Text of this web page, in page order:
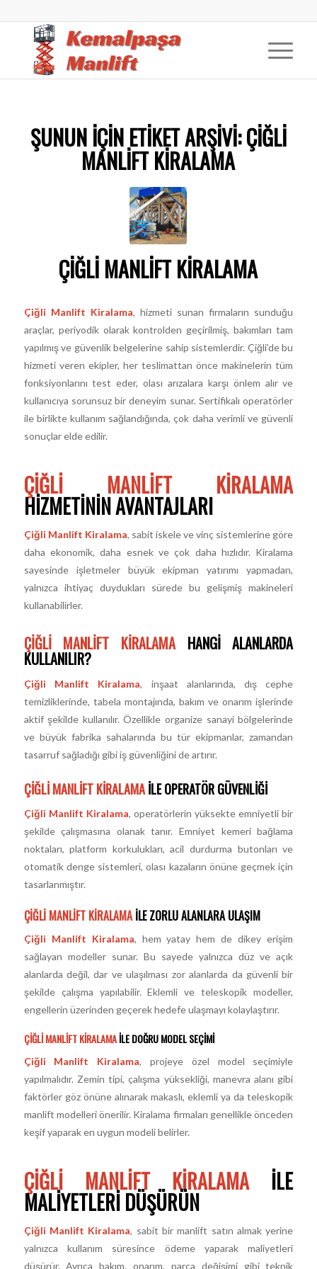
ŞUNUN IÇIN ETIKET ARŞIVI:ÇIĞLI
MANLIFT KIRALAMA
ÇIĞLI MANLIFT KIRALAMA
Çiğli Manlift Kiralama, hizmeti sunan firmaların sunduğu
araçlar, periyodik olarak kontrolden geçirilmiş, bakımları tam
yapılmış ve güvenlik belgelerine sahip sistemlerdir. Çiğli’de bu
hizmeti veren ekipler, her teslimattan önce makinelerin tüm
fonksiyonlarını test eder, olası arızalara karşı önlem alır ve
kullanıcıya sorunsuz bir deneyim sunar. Sertifikalı operatörler
ile birlikte kullanım sağlandığında, çok daha verimli ve güvenli
sonuçlar elde edilir.
ÇIĞLI MANLIFT KIRALAMA
HIZMETININ AVANTAJLARI
Çiğli Manlift Kiralama, sabit iskele ve vinç sistemlerine göre
daha ekonomik, daha esnek ve çok daha hızlıdır. Kiralama
sayesinde işletmeler büyük ekipman yatırımı yapmadan,
yalnızca ihtiyaç duydukları sürede bu gelişmiş makineleri
kullanabilirler.
ÇIĞLI MANLIFT KIRALAMA HANGI ALANLARDA
KULLANILIR?
Çiğli Manlift Kiralama, inşaat alanlarında, dış cephe
temizliklerinde, tabela montajında, bakım ve onarım işlerinde
aktif şekilde kullanılır. Özellikle organize sanayi bölgelerinde
ve büyük fabrika sahalarında bu tür ekipmanlar, zamandan
tasarruf sağladığı gibi iş güvenliğini de artırır.
ÇIĞLI MANLIFT KIRALAMAILE OPERATÖR GÜVENLIĞI
Çiğli Manlift Kiralama, operatörlerin yüksekte emniyetli bir
şekilde çalışmasına olanak tanır. Emniyet kemeri bağlama
noktaları, platform korkulukları, acil durdurma butonları ve
otomatik denge sistemleri, olası kazaların önüne geçmek için
tasarlanmıştır.
ÇIĞLI MANLIFT KIRALAMAILE ZORLU ALANLARA ULAŞIM
Çiğli Manlift Kiralama, hem yatay hem de dikey erişim
sağlayan modeller sunar. Bu sayede yalnızca düz ve açık
alanlarda değil, dar ve ulaşılması zor alanlarda da güvenli bir
şekilde çalışma yapılabilir. Eklemli ve teleskopik modeller,
engellerin üzerinden geçerek hedefe ulaşmayı kolaylaştırır.
ÇIĞLI MANLIFT KIRALAMAILE DOĞRU MODEL SEÇIMI
Çiğli Manlift Kiralama, projeye özel model seçimiyle
yapılmalıdır. Zemin tipi, çalışma yüksekliği, manevra alanı gibi
faktörler göz önüne alınarak makaslı, eklemli ya da teleskopik
manlift modelleri önerilir. Kiralama firmaları genellikle önceden
keşif yaparak en uygun modeli belirler.
ÇIĞLI MANLIFT KIRALAMAILE
MALIYETLERI DÜŞÜRÜN
Çiğli Manlift Kiralama, sabit bir manlift satın almak yerine
yalnızca kullanım süresince ödeme yaparak maliyetleri
düşürür. Ayrıca bakım, onarım, parça değişimi gibi teknik